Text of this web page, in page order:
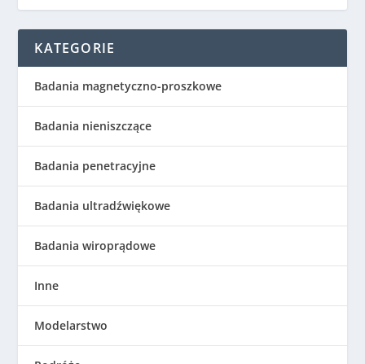
KATEGORIE
Badania magnetyczno-proszkowe
Badania nieniszczące
Badania penetracyjne
Badania ultradźwiękowe
Badania wiroprądowe
Inne
Modelarstwo